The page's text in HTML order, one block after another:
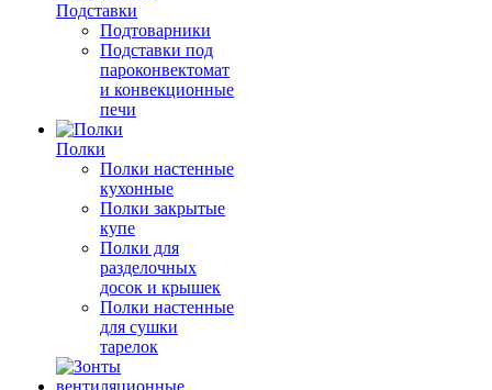
Подставки
Подтоварники
Подставки под
пароконвектомат
и конвекционные
печи
Полки
Полки настенные
кухонные
Полки закрытые
купе
Полки для
разделочных
досок и крышек
Полки настенные
для сушки
тарелок